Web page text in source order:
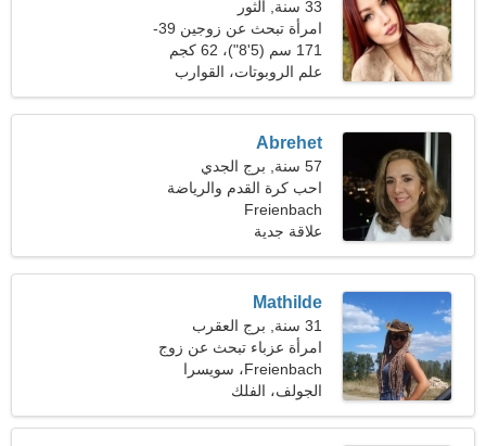
33 سنة, الثور
امرأة تبحث عن زوجين 39-
41
171 سم (5'8")، 62 كجم
(136 رطلا)
علم الروبوتات، القوارب
Abrehet
57 سنة, برج الجدي
احب كرة القدم والرياضة
Freienbach
علاقة جدية
Mathilde
31 سنة, برج العقرب
امرأة عزباء تبحث عن زوج
35-43
Freienbach، سويسرا
الجولف، الفلك